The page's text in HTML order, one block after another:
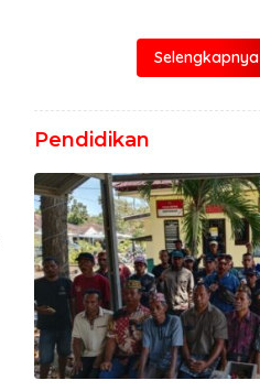
Selengkapnya
Pendidikan